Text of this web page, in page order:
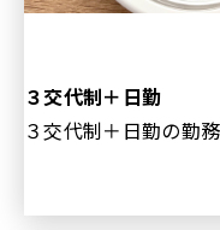
３交代制＋日勤
３交代制＋日勤の勤